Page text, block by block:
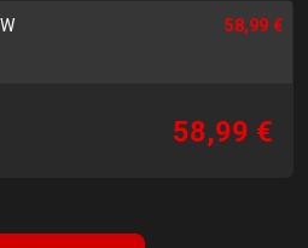
58,99 €
58,99 €